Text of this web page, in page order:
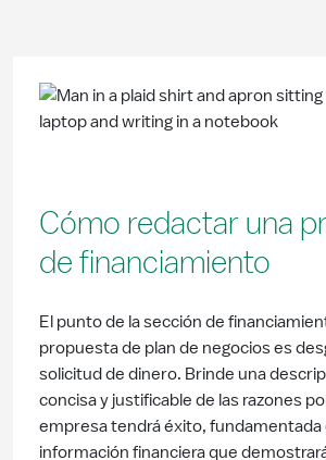
Cómo redactar una
de financiamiento
El punto de la sección de
propuesta de plan de negocios es
solicitud de dinero. Brinde una
concisa y justificable de las razones
empresa tendrá éxito, fundamentada
información financiera que